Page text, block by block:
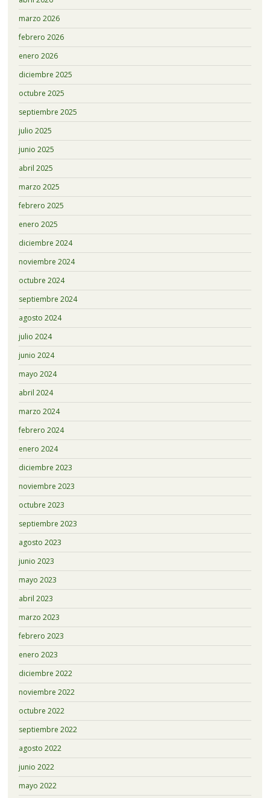
marzo 2026
febrero 2026
enero 2026
diciembre 2025
octubre 2025
septiembre 2025
julio 2025
junio 2025
abril 2025
marzo 2025
febrero 2025
enero 2025
diciembre 2024
noviembre 2024
octubre 2024
septiembre 2024
agosto 2024
julio 2024
junio 2024
mayo 2024
abril 2024
marzo 2024
febrero 2024
enero 2024
diciembre 2023
noviembre 2023
octubre 2023
septiembre 2023
agosto 2023
junio 2023
mayo 2023
abril 2023
marzo 2023
febrero 2023
enero 2023
diciembre 2022
noviembre 2022
octubre 2022
septiembre 2022
agosto 2022
junio 2022
mayo 2022